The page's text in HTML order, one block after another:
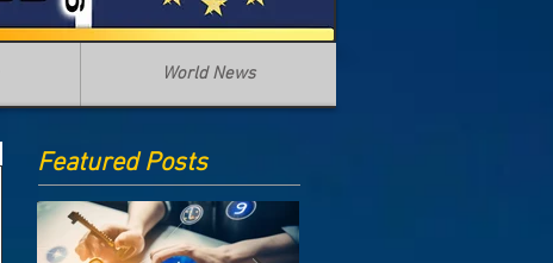
World News
Featured Posts